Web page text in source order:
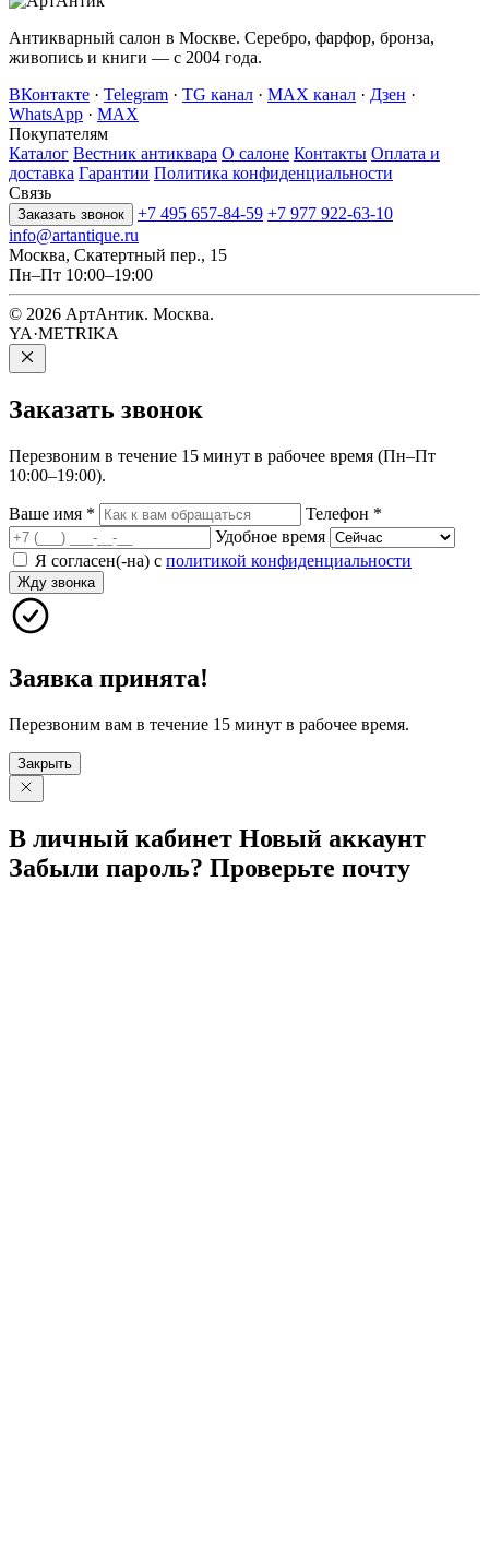
Антикварный салон в Москве. Серебро, фарфор, бронза,
живопись и книги — с 2004 года.
ВКонтакте · Telegram · TG канал · MAX канал · Дзен ·
WhatsApp · MAX
Покупателям
Каталог Вестник антиквара О салоне Контакты Оплата и
доставка Гарантии Политика конфиденциальности
Связь
Заказать звонок +7 495 657-84-59 +7 977 922-63-10
info@artantique.ru
Москва, Скатертный пер., 15
Пн–Пт 10:00–19:00
© 2026 АртАнтик. Москва.
YA·METRIKA
Заказать звонок
Перезвоним в течение 15 минут в рабочее время (Пн–Пт
10:00–19:00).
Ваше имя * Телефон *
Удобное время
Я согласен(-на) с политикой конфиденциальности
Жду звонка
Заявка принята!
Перезвоним вам в течение 15 минут в рабочее время.
Закрыть
В личный кабинет Новый аккаунт
Забыли пароль? Проверьте почту